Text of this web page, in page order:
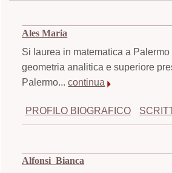
Ales Maria
Si laurea in matematica a
geometria analitica e superiore
Palermo...continua
PROFILO BIOGRAFICO
Alfonsi Bianca